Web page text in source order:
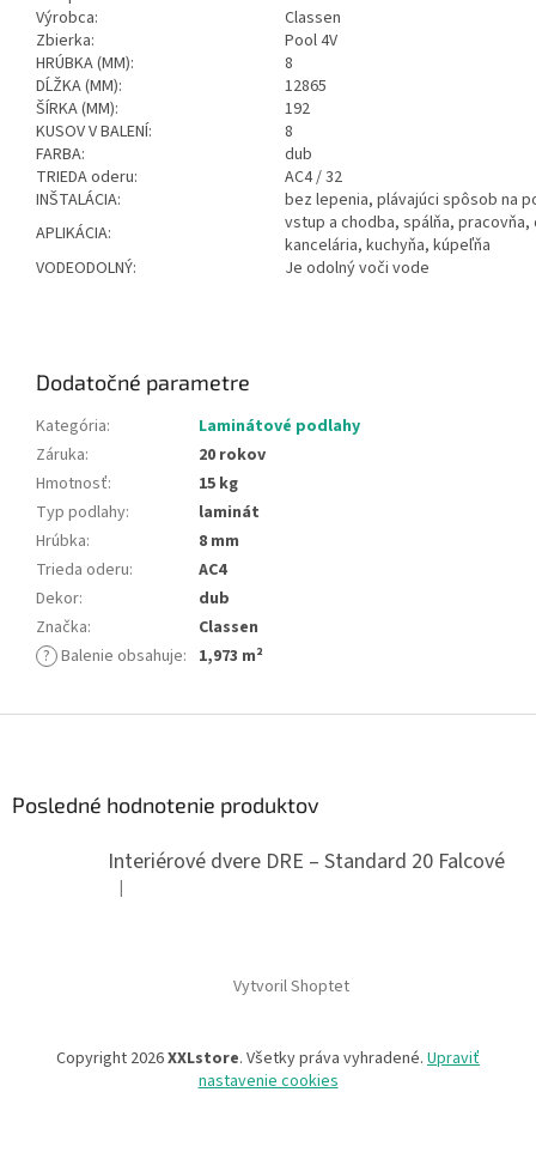
Výrobca:
Classen
Zbierka:
Pool 4V
HRÚBKA (MM):
8
DĹŽKA (MM):
12865
ŠÍRKA (MM):
192
KUSOV V BALENÍ:
8
FARBA:
dub
TRIEDA oderu:
AC4 / 32
INŠTALÁCIA:
bez lepenia, plávajúci spôsob na
APLIKÁCIA:
vstup a chodba, spálňa,
kancelária, kuchyňa, kúpeľňa
VODEODOLNÝ:
Je odolný voči vode
Dodatočné parametre
Kategória:
Laminátové podlahy
Záruka:
20 rokov
Hmotnosť:
15 kg
Typ podlahy:
laminát
Hrúbka:
8 mm
Trieda oderu:
AC4
Dekor:
dub
Značka:
Classen
? Balenie obsahuje: 1,973 m²
Posledné hodnotenie produktov
Interiérové dvere DRE – Standard 20 Falcové
Hodnotenie produktu je 5 z 5 hviezdičiek.
|
Vytvoril Shoptet
Copyright 2026XXLstore. Všetky práva vyhradené. Upraviť
nastavenie cookies